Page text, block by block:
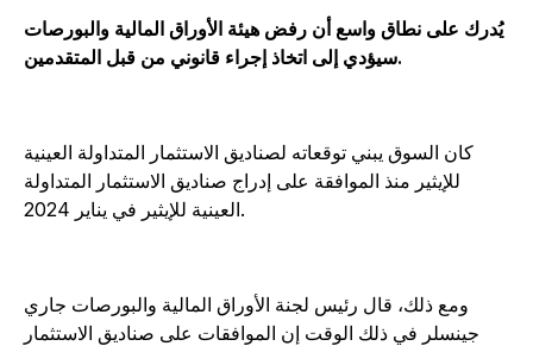
يُدرك على نطاق واسع أن رفض هيئة الأوراق المالية والبورصات
كان السوق يبني توقعاته لصناديق الاستثمار المتداولة العينية
للإيثير منذ الموافقة على إدراج صناديق الاستثمار المتداولة
ومع ذلك، قال رئيس لجنة الأوراق المالية والبورصات جاري
جينسلر في ذلك الوقت إن الموافقات على صناديق الاستثمار